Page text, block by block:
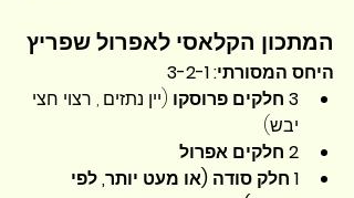
המתכון הקלאסי לאפרול שפריץ
היחס המסורתי: 3-2-1
3 חלקים פרוסקו
(יין נתזים , רצוי חצי
יבש)
2 חלקים אפרול
1 חלק סודה (או מעט יותר, לפי